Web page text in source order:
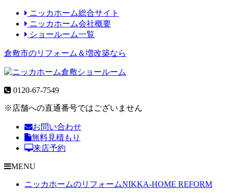
ニッカホーム総合サイト
ニッカホーム会社概要
ショールーム一覧
倉敷市のリフォーム＆増改築なら
0120-67-7549
※店舗への直通番号ではございません
お問い合わせ
無料見積もり
来店予約
MENU
ニッカホームのリフォームNIKKA-HOME REFORM